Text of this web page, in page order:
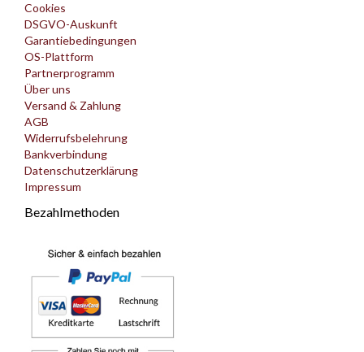
Cookies
DSGVO-Auskunft
Garantiebedingungen
OS-Plattform
Partnerprogramm
Über uns
Versand & Zahlung
AGB
Widerrufsbelehrung
Bankverbindung
Datenschutzerklärung
Impressum
Bezahlmethoden